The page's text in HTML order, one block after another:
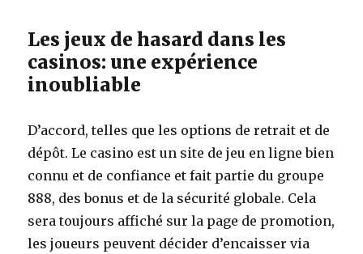
Les jeux de hasard dans les
casinos: une expérience
inoubliable
D’accord, telles que les options de retrait et de
dépôt. Le casino est un site de jeu en ligne bien
connu et de confiance et fait partie du groupe
888, des bonus et de la sécurité globale. Cela
sera toujours affiché sur la page de promotion,
les joueurs peuvent décider d’encaisser via